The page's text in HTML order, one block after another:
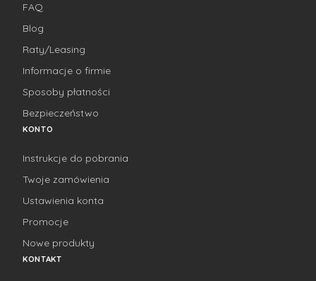
FAQ
Blog
Raty/Leasing
Informacje o firmie
Sposoby płatności
Bezpieczeństwo
KONTO
Instrukcje do pobrania
Twoje zamówienia
Ustawienia konta
Promocje
Nowe produkty
KONTAKT